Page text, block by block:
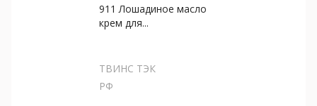
911 Лошадиное масло
крем для...
ТВИНС ТЭК
РФ